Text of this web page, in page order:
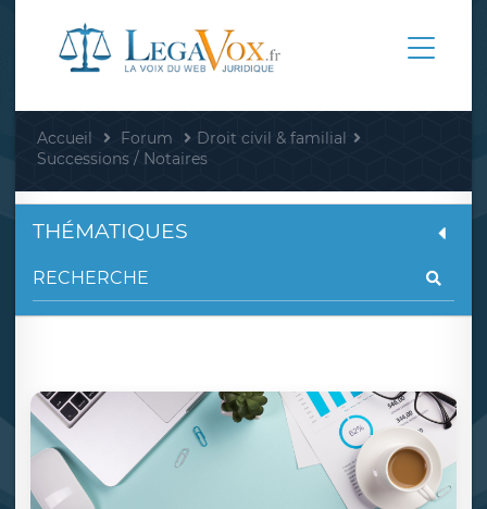
Accueil Forum
Droit civil & familial
Successions / Notaires
THÉMATIQUES